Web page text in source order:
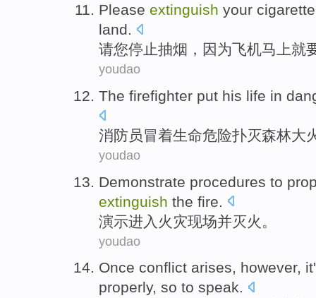
Please extinguish your cigarette
land.
请您停止抽烟 ， 因为飞机马上就
youdao
The firefighter put his life in
消防员冒着生命危险扑灭森林大
youdao
Demonstrate procedures to
extinguish the fire
演示进入 火灾现场并灭火 。
youdao
Once conflict arises, however,
properly, so to speak.